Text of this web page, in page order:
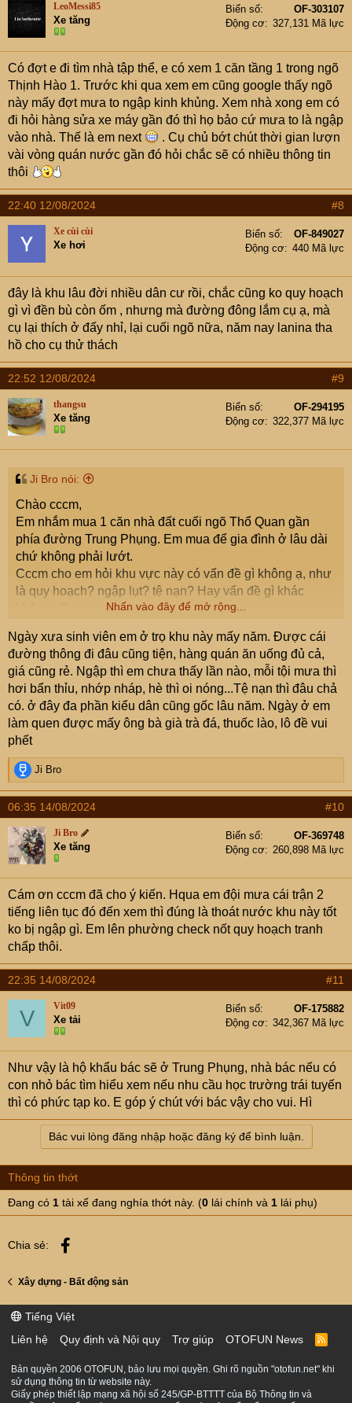
LeoMessi85
Xe tăng
Biển số
OF-303107
Động cơ
327,131 Mã lực
Có đợt e đi tìm nhà tập thể, e có xem 1 căn tầng 1 trong ngõ
Thịnh Hào 1. Trước khi qua xem em cũng google thấy ngõ
này mấy đợt mưa to ngập kinh khủng. Xem nhà xong em có
đi hỏi hàng sửa xe máy gần đó thì họ bảo cứ mưa to là ngập
vào nhà. Thế là em next
. Cụ chủ bớt chút thời gian lượn
vài vòng quán nước gần đó hỏi chắc sẽ có nhiều thông tin
thôi
22:40 12/08/2024 #8
Xe cùi cùi
Xe hơi
Biển số
OF-849027
Động cơ
440 Mã lực
đây là khu lâu đời nhiều dân cư rồi, chắc cũng ko quy hoạch
gì vì đền bù còn ốm , nhưng mà đường đông lắm cụ ạ, mà
cụ lại thích ở đấy nhỉ, lại cuối ngõ nữa, năm nay lanina tha
hồ cho cụ thử thách
22:52 12/08/2024 #9
thangsu
Xe tăng
Biển số
OF-294195
Động cơ
322,377 Mã lực
Ji Bro nói:
Chào cccm,
Em nhắm mua 1 căn nhà đất cuối ngõ Thổ Quan gần
phía đường Trung Phụng. Em mua để gia đình ở lâu dài
chứ không phải lướt.
Cccm cho em hỏi khu vực này có vấn đề gì không ạ, như
là quy hoạch? ngập lụt? tệ nạn? Hay vấn đề gì khác
Nhấn vào đây để mở rộng...
Ngày xưa sinh viên em ở trọ khu này mấy năm. Được cái
đường thông đi đâu cũng tiện, hàng quán ăn uống đủ cả,
giá cũng rẻ. Ngập thì em chưa thấy lần nào, mỗi tội mưa thì
hơi bẩn thỉu, nhớp nháp, hè thì oi nóng...Tệ nạn thì đâu chả
có. ở đây đa phần kiểu dân cũng gốc lâu năm. Ngày ở em
làm quen được mấy ông bà già trà đá, thuốc lào, lô đề vui
phết
R
e
a
c
t
i
o
n
s
:
Ji Bro
06:35 14/08/2024 #10
Ji Bro
Xe tăng
Biển số
OF-369748
Động cơ
260,898 Mã lực
Cám ơn cccm đã cho ý kiến. Hqua em đội mưa cái trận 2
tiếng liên tục đó đến xem thì đúng là thoát nước khu này tốt
ko bị ngập gì. Em lên phường check nốt quy hoạch tranh
chấp thôi.
22:35 14/08/2024 #11
V Vit09
Xe tải
Biển số
OF-175882
Động cơ
342,367 Mã lực
Như vậy là hộ khẩu bác sẽ ở Trung Phụng, nhà bác nếu có
con nhỏ bác tìm hiểu xem nếu nhu cầu học trường trái tuyến
thì có phức tạp ko. E góp ý chút với bác vậy cho vui. Hì
Bác vui lòng đăng nhập hoặc đăng ký để bình luận.
Thông tin thớt
Đang có 1 tài xế đang nghía thớt này. (0 lái chính và 1 lái phụ)
Chia sẻ:
Xây dựng - Bất động sản
Tiếng Việt
Liên hệ
Quy định và Nội quy Trợ giúp OTOFUN News
R
S
Bản quyền 2006 OTOFUN, bảo lưu mọi quyền. Ghi rõ nguồn "otofun.net" khi
sử dụng thông tin từ website này.
Giấy phép thiết lập mạng xã hội số 245/GP-BTTTT của Bộ Thông tin và